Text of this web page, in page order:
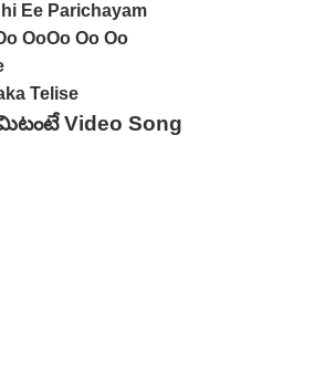
Ee Parichayam
OoOo Oo Oo
Telise
Video Song